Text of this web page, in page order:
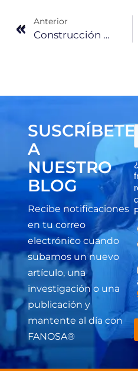
Anterior
Construcción De Naves Industriales Con Poliestireno Expandido: Insulpanel
SUSCRÍBETE
A
NUESTRO
BLOG
Recibe notificaciones
en tu correo
electrónico cuando
subamos un nuevo
artículo, una
investigación o una
publicación y
mantente al día con
FANOSA®